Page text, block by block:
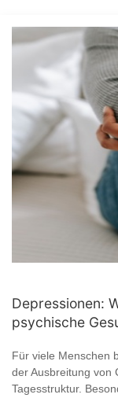
Depressionen:
psychische
Für viele Menschen
der Ausbreitung von
Tagesstruktur.